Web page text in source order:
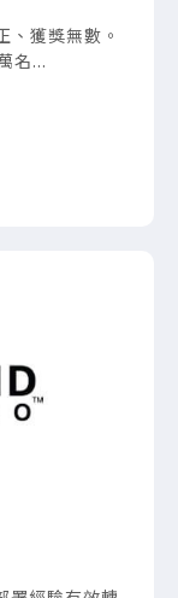
、獲獎無數。
名...